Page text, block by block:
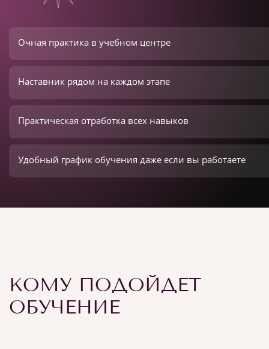
Очная практика в учебном центре
Наставник рядом на каждом этапе
Практическая отработка всех навыков
Удобный график обучения даже если вы работаете
КОМУ ПОДОЙДЕТ
ОБУЧЕНИЕ